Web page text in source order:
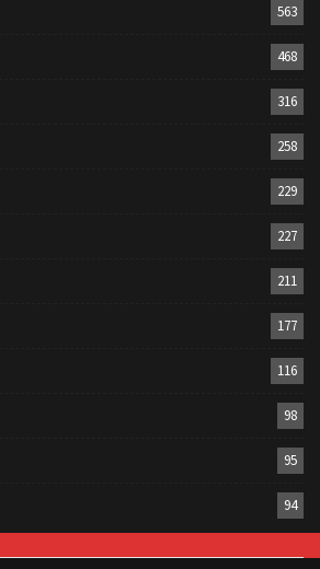
563
468
316
258
229
227
211
177
116
98
95
94